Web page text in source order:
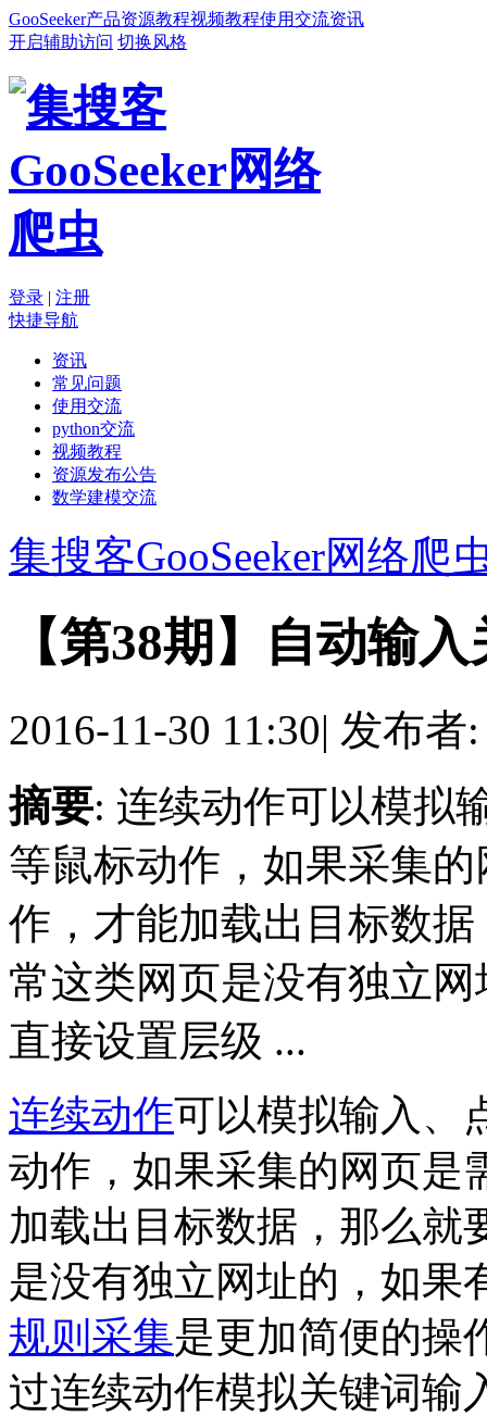
GooSeeker产品资源教程视频教程使用交流资讯
开启辅助访问 切换风格
登录 | 注册
快捷导航
资讯
常见问题
使用交流
python交流
视频教程
资源发布公告
数学建模交流
集搜客GooSeeker网络爬
【第38期】自动输
2016-11-30 11:30| 发布者
摘要: 连续动作可以模拟
等鼠标动作，如果采集
作，才能加载出目标数
常这类网页是没有独立
直接设置层级 ...
连续动作可以模拟输入、
动作，如果采集的网页是
加载出目标数据，那么就
是没有独立网址的，如果
规则采集是更加简便的操
过连续动作模拟关键词输